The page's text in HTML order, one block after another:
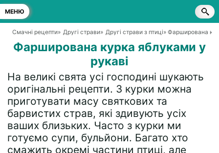
МЕНЮ
Смачні рецепти» Другі страви» Другі страви з птиці» Фарширована
Фарширована курка яблуками у
рукаві
На великі свята усі господині шукають
оригінальні рецепти. З курки можна
приготувати масу святкових та
барвистих страв, які здивують усіх
ваших близьких. Часто з курки ми
готуємо супи, бульйони. Багато хто
смажить окремі частини птиці, але